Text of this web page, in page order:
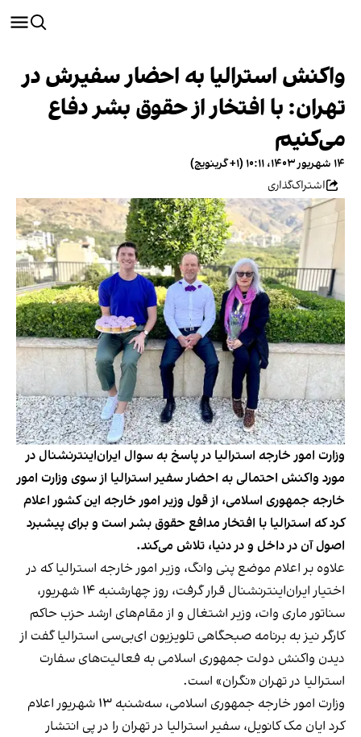
واکنش استرالیا به احضار سفیرش در
تهران: با افتخار از حقوق بشر دفاع
می‌کنیم
۱۴ شهریور ۱۴۰۳، ۱۰:۱۱ (‎+۱ گرینویچ)
اشتراک‌گذاری
وزارت امور خارجه استرالیا در پاسخ به سوال ایران‌اینترنشنال در
مورد واکنش احتمالی به احضار سفیر استرالیا از سوی وزارت امور
خارجه جمهوری اسلامی، از قول وزیر امور خارجه این کشور اعلام
کرد که استرالیا با افتخار مدافع حقوق بشر است و برای پیشبرد
اصول آن در داخل و در دنیا، تلاش می‌کند.
علاوه بر اعلام موضع پنی وانگ، وزیر امور خارجه استرالیا که در
اختیار ایران‌اینترنشنال قرار گرفت، روز چهارشنبه ۱۴ شهریور،
سناتور ماری وات، وزیر اشتغال و از مقام‌های ارشد حزب حاکم
کارگر نیز به برنامه صبحگاهی تلویزیون ای‌بی‌سی استرالیا گفت از
دیدن واکنش دولت جمهوری اسلامی به فعالیت‌های سفارت
استرالیا در تهران «نگران» است.
وزارت امور خارجه جمهوری اسلامی، سه‌شنبه ۱۳ شهریور اعلام
کرد ایان مک کانویل، سفیر استرالیا در تهران را در پی انتشار